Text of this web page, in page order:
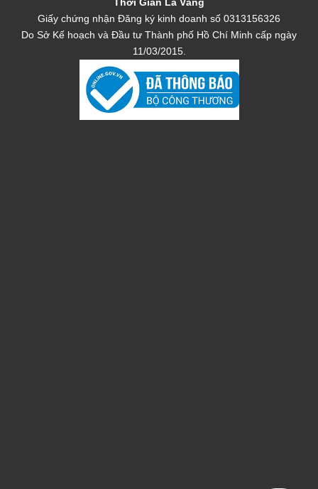
Giấy chứng nhận Đăng ký kinh doanh số 0313156326
Do Sở Kế hoạch và Đầu tư Thành phố Hồ Chí Minh cấp ngày
11/03/2015.